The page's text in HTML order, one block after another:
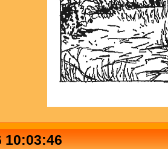
10:03:46